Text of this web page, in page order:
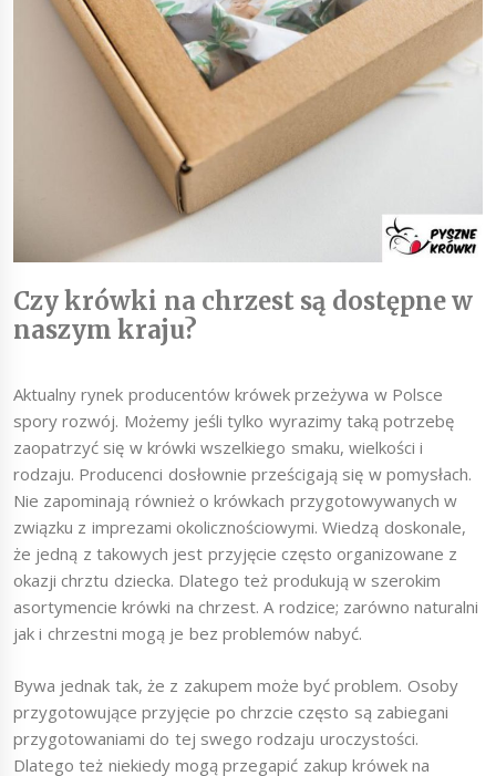
Czy krówki na chrzest są dostępne w
naszym kraju?
Aktualny rynek producentów krówek przeżywa w Polsce
spory rozwój. Możemy jeśli tylko wyrazimy taką potrzebę
zaopatrzyć się w krówki wszelkiego smaku, wielkości i
rodzaju. Producenci dosłownie prześcigają się w pomysłach.
Nie zapominają również o krówkach przygotowywanych w
związku z imprezami okolicznościowymi. Wiedzą doskonale,
że jedną z takowych jest przyjęcie często organizowane z
okazji chrztu dziecka. Dlatego też produkują w szerokim
asortymencie krówki na chrzest. A rodzice; zarówno naturalni
jak i chrzestni mogą je bez problemów nabyć.
Bywa jednak tak, że z zakupem może być problem. Osoby
przygotowujące przyjęcie po chrzcie często są zabiegani
przygotowaniami do tej swego rodzaju uroczystości.
Dlatego też niekiedy mogą przegapić zakup krówek na